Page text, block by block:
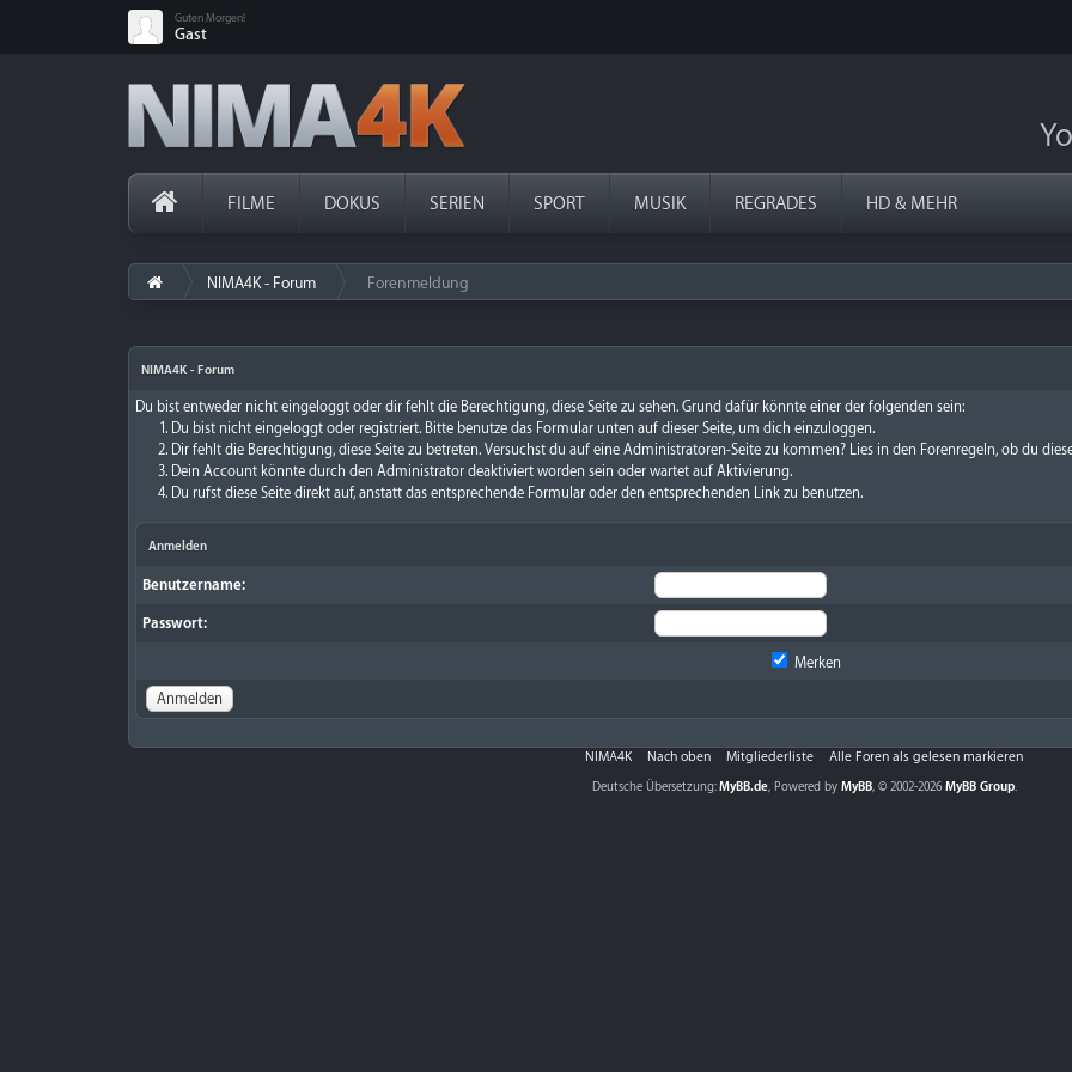
Guten Morgen!
Gast
FILME DOKUS SERIEN SPORT MUSIK REGRADES HD & MEHR
NIMA4K - Forum Forenmeldung
NIMA4K - Forum
Du bist entweder nicht eingeloggt oder dir fehlt die Berechtigung, diese Seite zu sehen. Grund dafür könnte einer der folgenden sein:
Du bist nicht eingeloggt oder registriert. Bitte benutze das Formular unten auf dieser Seite, um dich einzuloggen.
Dir fehlt die Berechtigung, diese Seite zu betreten. Versuchst du auf eine Administratoren-Seite zu kommen? Lies in den Forenregeln, ob du
Dein Account könnte durch den Administrator deaktiviert worden sein oder wartet auf Aktivierung.
Du rufst diese Seite direkt auf, anstatt das entsprechende Formular oder den entsprechenden Link zu benutzen.
Anmelden
Benutzername:
Passwort:
Merken
NIMA4K Nach oben Mitgliederliste Alle Foren als gelesen markieren
Deutsche Übersetzung:MyBB.de, Powered by MyBB, © 2002-2026 MyBB Group.